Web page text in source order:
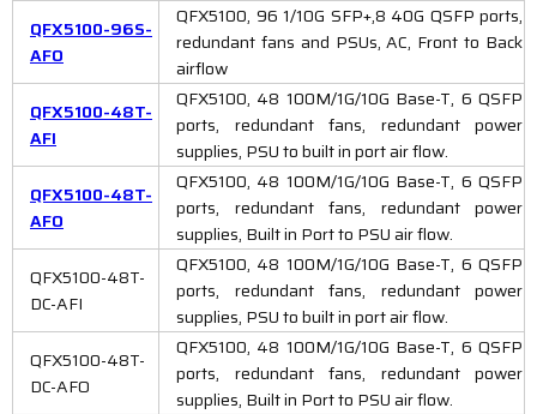
QFX5100-96S-
AFO
QFX5100, 96 1/10G SFP+,8 40G QSFP ports,
redundant fans and PSUs, AC, Front to Back
airflow
QFX5100-48T-
AFI
QFX5100, 48 100M/1G/10G Base-T, 6 QSFP
ports, redundant fans, redundant power
supplies, PSU to built in port air flow.
QFX5100-48T-
AFO
QFX5100, 48 100M/1G/10G Base-T, 6 QSFP
ports, redundant fans, redundant power
supplies, Built in Port to PSU air flow.
QFX5100-48T-
DC-AFI
QFX5100, 48 100M/1G/10G Base-T, 6 QSFP
ports, redundant fans, redundant power
supplies, PSU to built in port air flow.
QFX5100-48T-
DC-AFO
QFX5100, 48 100M/1G/10G Base-T, 6 QSFP
ports, redundant fans, redundant power
supplies, Built in Port to PSU air flow.